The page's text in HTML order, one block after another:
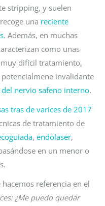
stripping, y suelen
una reciente
. Además, en muchas
como unas
difícil tratamiento,
invalidante
nervio safeno interno.
tras de varices de 2017
de tratamiento de
, endolaser,
en un menor o
referencia en el
¿Me puedo quedar